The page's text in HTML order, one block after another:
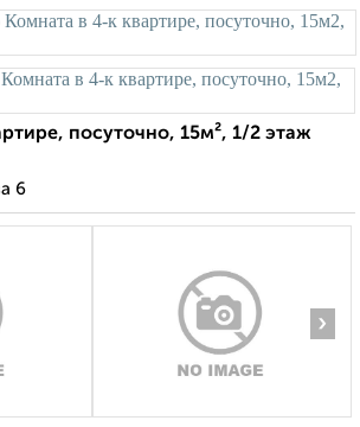
посуточно, 15м², 1/2 этаж
6
›